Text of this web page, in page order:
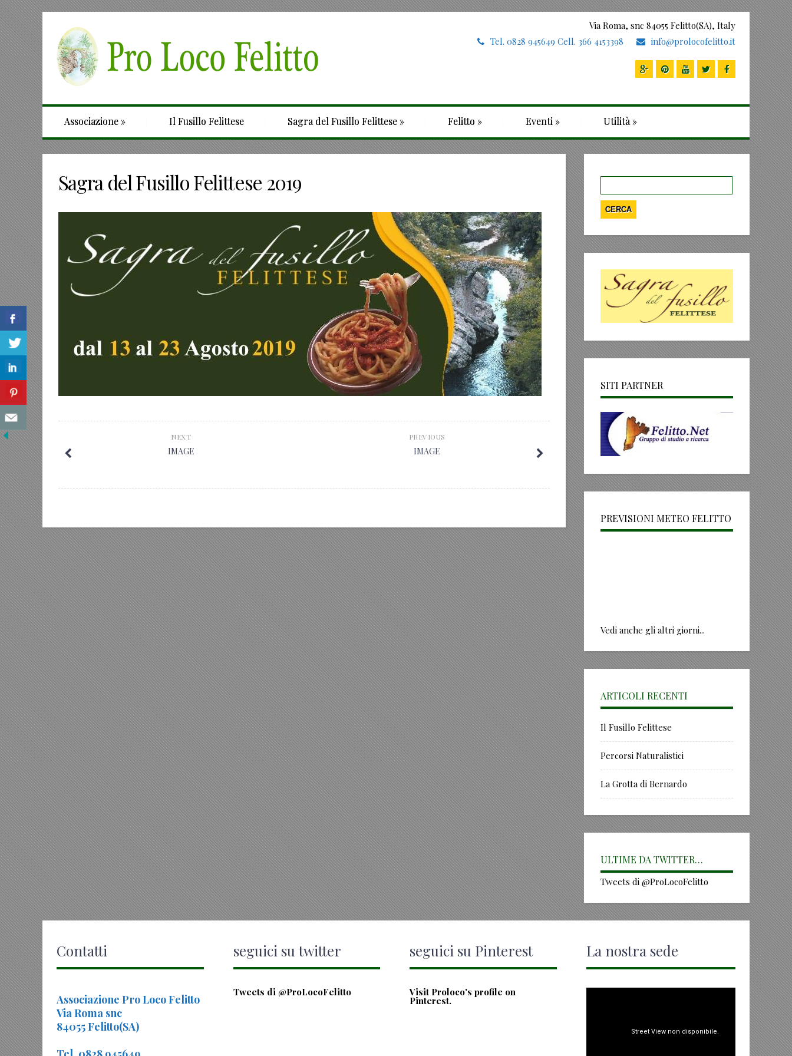
Via Roma, snc 84055 Felitto(SA), Italy
Tel. 0828 945649 Cell. 366 4153398
info@prolocofelitto.it
Associazione» Il Fusillo Felittese Sagra del Fusillo Felittese» Felitto » Eventi » Utilità »
Sagra del Fusillo Felittese 2019
PREVIOUS
IMAGE
NEXT
IMAGE
SITI PARTNER
PREVISIONI METEO FELITTO
Vedi anche gli altri giorni...
ARTICOLI RECENTI
Il Fusillo Felittese
Percorsi Naturalistici
La Grotta di Bernardo
ULTIME DA TWITTER…
Tweets di @ProLocoFelitto
Contatti
Associazione Pro Loco Felitto
Via Roma snc
84055 Felitto(SA)
seguici su twitter
Tweets di @ProLocoFelitto
seguici su Pinterest
Visit Proloco's profile on
Pinterest.
La nostra sede